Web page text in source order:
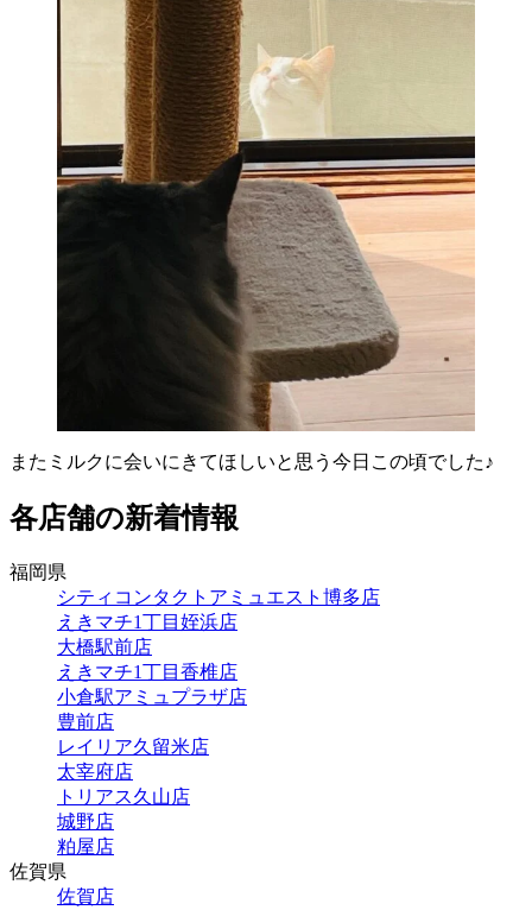
またミルクに会いにきてほしいと思う今日この頃でした♪
各店舗の新着情報
福岡県
シティコンタクトアミュエスト博多店
えきマチ1丁目姪浜店
大橋駅前店
えきマチ1丁目香椎店
小倉駅アミュプラザ店
豊前店
レイリア久留米店
太宰府店
トリアス久山店
城野店
粕屋店
佐賀県
佐賀店